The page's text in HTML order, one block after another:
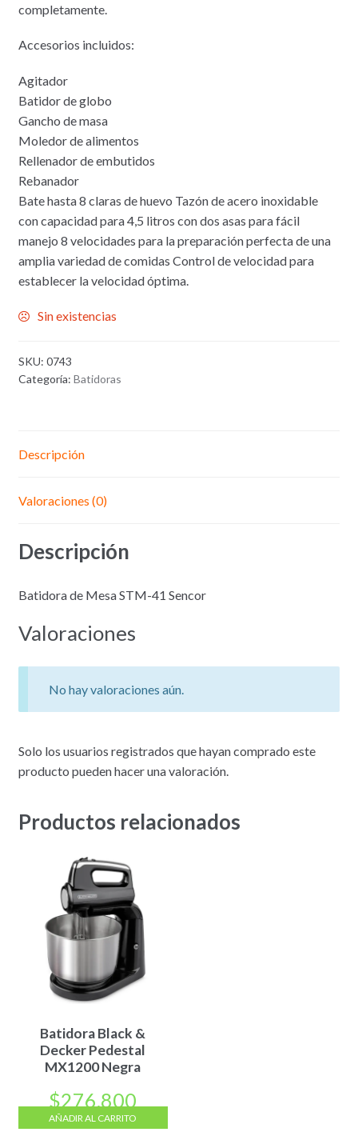
completamente.
Accesorios incluidos:
Agitador
Batidor de globo
Gancho de masa
Moledor de alimentos
Rellenador de embutidos
Rebanador
Bate hasta 8 claras de huevo Tazón de acero inoxidable
con capacidad para 4,5 litros con dos asas para fácil
manejo 8 velocidades para la preparación perfecta de una
amplia variedad de comidas Control de velocidad para
establecer la velocidad óptima.
Sin existencias
SKU: 0743
Categoría: Batidoras
Descripción
Valoraciones (0)
Descripción
Batidora de Mesa STM-41 Sencor
Valoraciones
No hay valoraciones aún.
Solo los usuarios registrados que hayan comprado este
producto pueden hacer una valoración.
Productos relacionados
Batidora Black &
Decker Pedestal
MX1200 Negra
$276.800
AÑADIR AL CARRITO